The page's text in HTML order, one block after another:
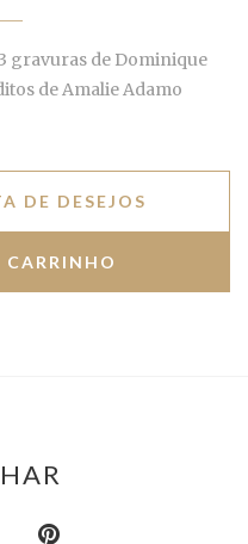
gravuras de Dominique
de Amalie Adamo
DE DESEJOS